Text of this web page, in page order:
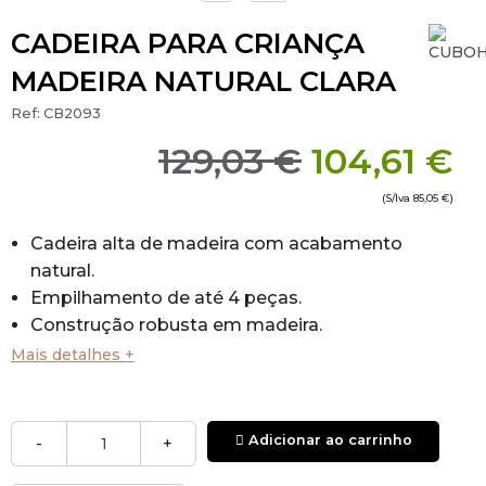
CADEIRA PARA CRIANÇA
MADEIRA NATURAL CLARA
Ref: CB2093
129,03 € 104,61 €
(S/Iva 85,05 €)
Cadeira alta de madeira com acabamento
natural.
Empilhamento de até 4 peças.
Construção robusta em madeira.
Lavável, com alças substituíveis.
que os membros das crianças fiquem presos.
Use arruelas espaçadoras com todos os
Mais detalhes +
- + Adicionar ao carrinho